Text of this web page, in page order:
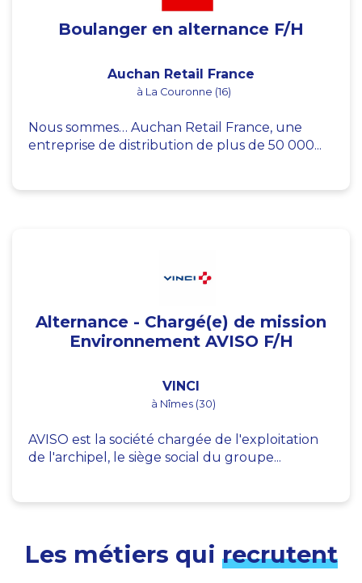
Boulanger en alternance F/H
Auchan Retail France
à La Couronne (16)
Nous sommes… Auchan Retail France, une
entreprise de distribution de plus de 50 000...
Alternance - Chargé(e) de mission
Environnement AVISO F/H
VINCI
à Nîmes (30)
AVISO est la société chargée de l'exploitation
de l'archipel, le siège social du groupe...
Les métiers qui recrutent